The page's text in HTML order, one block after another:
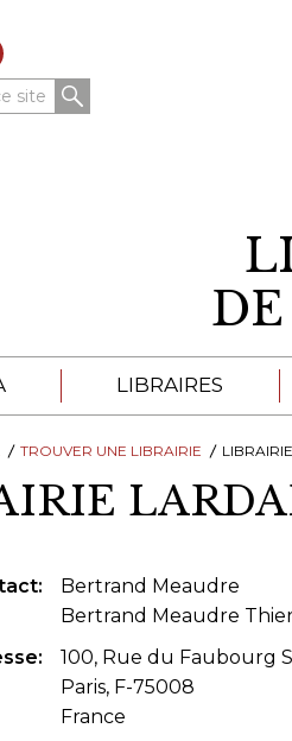
site
DE LA LILA
UNE LIBRAIRIE
INTERNATIONAUX DE LA
US ET COUTUMES DE LA LILA
LIBRAIRES
LIBRAIRES DE LA
CATALOGUES
RÉPERTOIRE DES
TROUVER UNE LIBRAIRIE
Bertrand Meaudre
Bertrand Meaudre
100, Rue du Faubourg
Paris, F-75008
France